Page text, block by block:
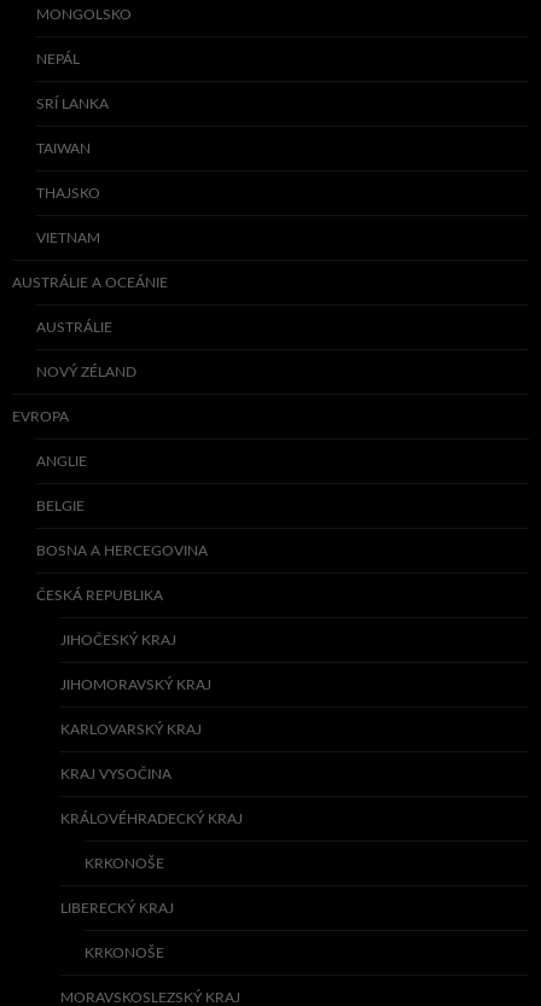
MONGOLSKO
NEPÁL
SRÍ LANKA
TAIWAN
THAJSKO
VIETNAM
AUSTRÁLIE A OCEÁNIE
AUSTRÁLIE
NOVÝ ZÉLAND
EVROPA
ANGLIE
BELGIE
BOSNA A HERCEGOVINA
ČESKÁ REPUBLIKA
JIHOČESKÝ KRAJ
JIHOMORAVSKÝ KRAJ
KARLOVARSKÝ KRAJ
KRAJ VYSOČINA
KRÁLOVÉHRADECKÝ KRAJ
KRKONOŠE
LIBERECKÝ KRAJ
KRKONOŠE
MORAVSKOSLEZSKÝ KRAJ